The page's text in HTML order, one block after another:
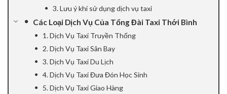
3. Lưu ý khi sử dụng dịch vụ taxi
Các Loại Dịch Vụ Của Tổng Đài Taxi Thới Bình
1. Dịch Vụ Taxi Truyền Thống
2. Dịch Vụ Taxi Sân Bay
3. Dịch Vụ Taxi Du Lịch
4. Dịch Vụ Taxi Đưa Đón Học Sinh
5. Dịch Vụ Taxi Giao Hàng